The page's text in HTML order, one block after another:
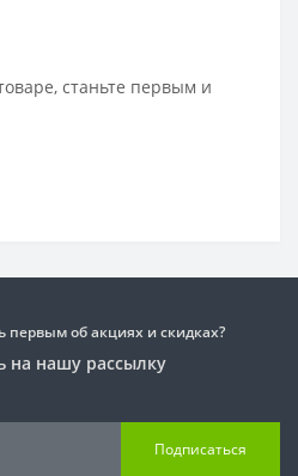
станьте первым и
первым об акциях и скидках?
на нашу рассылку
Подписаться